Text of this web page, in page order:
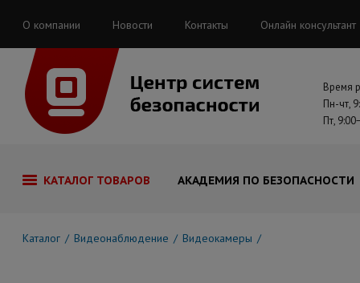
О компании Новости Контакты Онлайн консультант
Время
Пн-чт,
Пт,
КАТАЛОГ ТОВАРОВ АКАДЕМИЯ ПО БЕЗОПАСНОСТИ
Каталог Видеонаблюдение Видеокамеры